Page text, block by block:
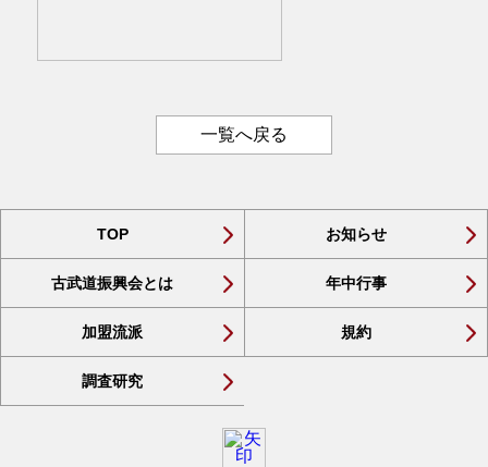
一覧へ戻る
TOP お知らせ
古武道振興会とは 年中行事
加盟流派 規約
調査研究